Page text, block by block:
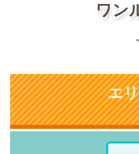
ワン
エ